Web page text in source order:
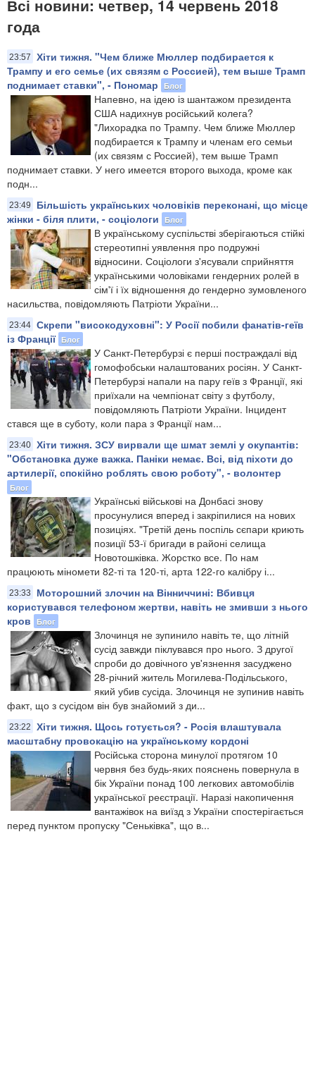
Всі новини: четвер, 14 червень 2018
года
23:57
Хіти тижня. "Чем ближе Мюллер подбирается к
Трампу и его семье (их связям с Россией), тем выше Трамп
поднимает ставки", - Пономар
Блог
Напевно, на ідею із шантажом президента
США надихнув російський колега?
"Лихорадка по Трампу. Чем ближе Мюллер
подбирается к Трампу и членам его семьи
(их связям с Россией), тем выше Трамп
поднимает ставки. У него имеется второго выхода, кроме как
подн...
23:49
Більшість українських чоловіків переконані, що місце
жінки - біля плити, - соціологи
Блог
В українському суспільстві зберігаються стійкі
стереотипні уявлення про подружні
відносини. Соціологи з'ясували сприйняття
українськими чоловіками гендерних ролей в
сім'ї і їх відношення до гендерно зумовленого
насильства, повідомляють Патріоти України...
23:44 Скрепи "високодуховні": У Росії побили фанатів-геїв
із Франції Блог
У Санкт-Петербурзі є перші постраждалі від
гомофобськи налаштованих росіян. У Санкт-
Петербурзі напали на пару геїв з Франції, які
приїхали на чемпіонат світу з футболу,
повідомляють Патріоти України. Інцидент
стався ще в суботу, коли пара з Франції нам...
23:40 Хіти тижня. ЗСУ вирвали ще шмат землі у окупантів:
"Обстановка дуже важка. Паніки немає. Всі, від піхоти до
артилерії, спокійно роблять свою роботу", - волонтер
Блог
Українські військові на Донбасі знову
просунулися вперед і закріпилися на нових
позиціях. "Третій день поспіль сєпари криють
позиції 53-ї бригади в районі селища
Новотошківка. Жорстко все. По нам
працюють міномети 82-ті та 120-ті, арта 122-го калібру і...
23:33
Моторошний злочин на Вінниччині: Вбивця
користувався телефоном жертви, навіть не змивши з нього
кров
Блог
Злочинця не зупинило навіть те, що літній
сусід завжди піклувався про нього. З другої
спроби до довічного ув'язнення засуджено
28-річний житель Могилева-Подільського,
який убив сусіда. Злочинця не зупинив навіть
факт, що з сусідом він був знайомий з ди...
23:22
Хіти тижня. Щось готується? - Росія влаштувала
масштабну провокацію на українському кордоні
Російська сторона минулої протягом 10
червня без будь-яких пояснень повернула в
бік України понад 100 легкових автомобілів
української реєстрації. Наразі накопичення
вантажівок на виїзд з України спостерігається
перед пунктом пропуску "Сеньківка", що в...